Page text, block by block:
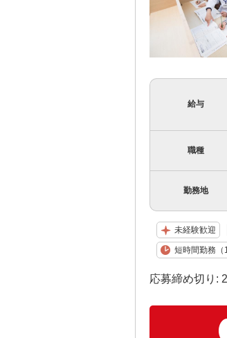
給与
職種
勤務地
未経験歓迎
短時間勤務（
応募締め切り: